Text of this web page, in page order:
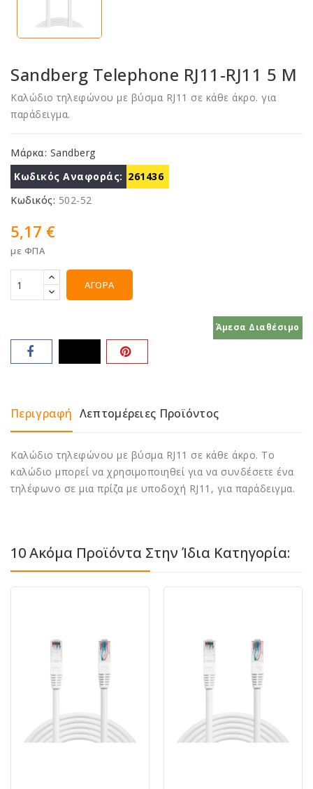
Sandberg Telephone RJ11-RJ11 5 M
Καλώδιο τηλεφώνου με βύσμα RJ11 σε κάθε άκρο. για
παράδειγμα.
Μάρκα: Sandberg
Κωδικός Αναφοράς: 261436
Κωδικός: 502-52
5,17 €
με ΦΠΑ
ΑΓΟΡΆ
Άμεσα Διαθέσιμο
Περιγραφή Λεπτομέρειες Προϊόντος
Καλώδιο τηλεφώνου με βύσμα RJ11 σε κάθε άκρο. Το
καλώδιο μπορεί να χρησιμοποιηθεί για να συνδέσετε ένα
τηλέφωνο σε μια πρίζα με υποδοχή RJ11, για παράδειγμα.
10 Ακόμα Προϊόντα Στην Ίδια Κατηγορία: